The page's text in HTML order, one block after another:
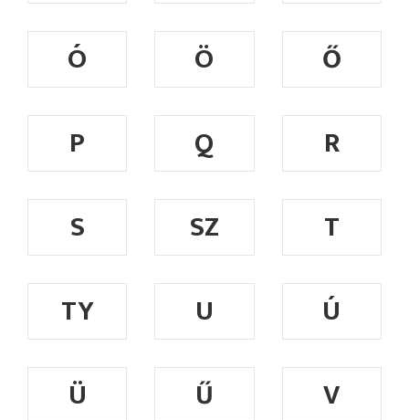
Ó
Ö
Ő
P
Q
R
S
SZ
T
TY
U
Ú
Ü
Ű
V